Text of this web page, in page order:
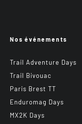
Nos événements
Trail Adventure Days
Trail Bivouac
Paris Brest TT
Enduromag Days
MX2K Days